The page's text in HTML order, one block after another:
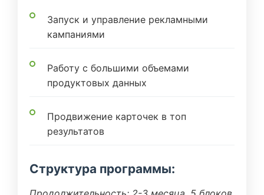
Запуск и управление рекламными
кампаниями
Работу с большими объемами
продуктовых данных
Продвижение карточек в топ
результатов
Структура программы: